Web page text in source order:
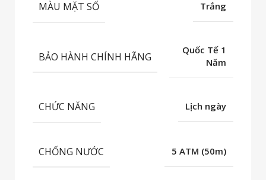
MÀU MẶT SỐ Trắng
BẢO HÀNH CHÍNH HÃNG
Quốc Tế 1
Năm
CHỨC NĂNG Lịch ngày
CHỐNG NƯỚC 5 ATM (50m)